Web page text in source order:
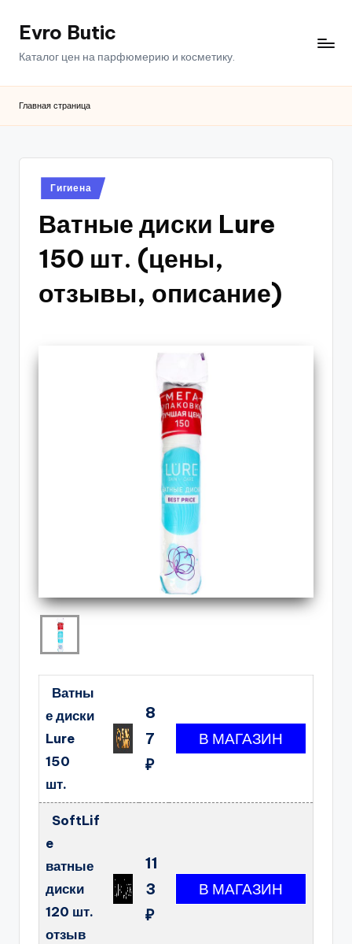
ПерейтиEvro Butic
Каталог цен на парфюмерию и косметику.
Главная страница
Опубликовано
в
Гигиена
Ватные диски Lure
150 шт. (цены,
отзывы, описание)
Ватны
е диски
Lure
150
шт.
8
7
₽
SoftLif
e
ватные
диски
120 шт.
отзыв
11
3
₽